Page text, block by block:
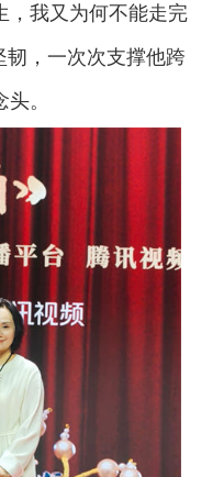
，我又为何不能走完
韧，一次次支撑他跨
。